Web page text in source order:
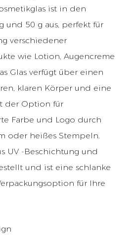
ist in den
und 50 g aus, perfekt für
verschiedener
wie Lotion, Augencreme
Glas verfügt über einen
klaren Körper und eine
der Option für
Farbe und Logo durch
oder heißes Stempeln.
UV -Beschichtung und
und ist eine schlanke
für Ihre